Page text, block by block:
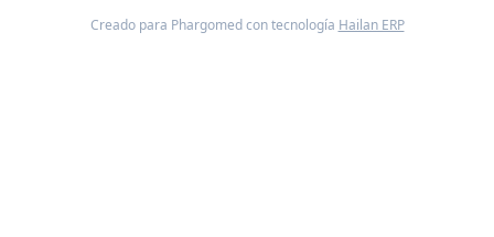
Creado para Phargomed con tecnología Hailan ERP